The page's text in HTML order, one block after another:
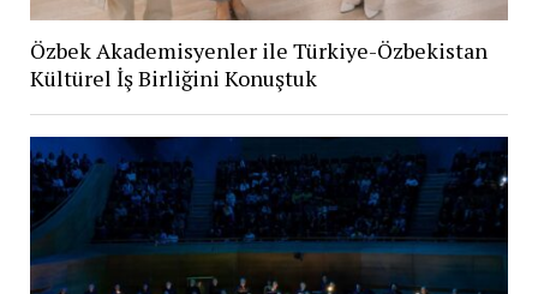
Özbek Akademisyenler ile Türkiye-Özbekistan
Kültürel İş Birliğini Konuştuk